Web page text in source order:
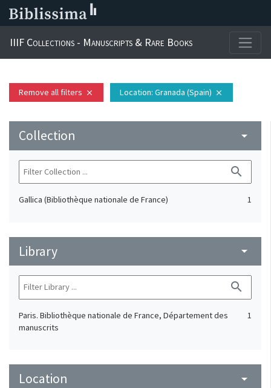
IIIF Collections - Manuscripts & Rare Books
Remove all filters close Location: Granada (Spain) close
Collection arrow_drop_down
search
Gallica (Bibliothèque nationale de France) 1
Library arrow_drop_down
search
Paris. Bibliothèque nationale de France, Département des
manuscrits
1
Location arrow_drop_down